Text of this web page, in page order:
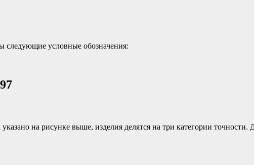
следующие условные обозначения:
на рисунке выше, изделия делятся на три категории